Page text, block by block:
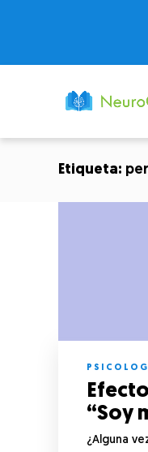
Etiqueta:
“Soy
¿Alguna